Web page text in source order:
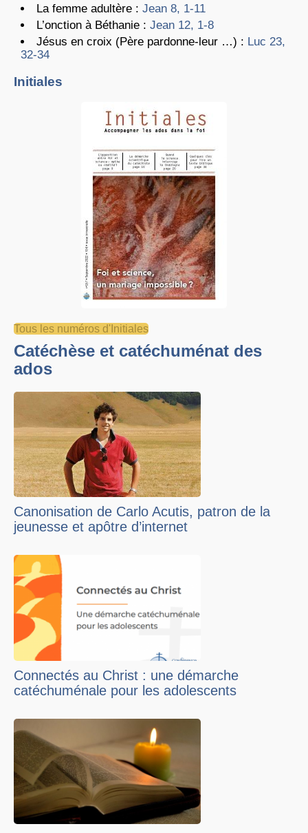
La femme adultère : Jean 8, 1-11
L’onction à Béthanie : Jean 12, 1-8
Jésus en croix (Père pardonne-leur …) : Luc 23,
32-34
Initiales
Tous les numéros d'Initiales
Catéchèse et catéchuménat des
ados
Canonisation de Carlo Acutis, patron de la
jeunesse et apôtre d’internet
Connectés au Christ : une démarche
catéchuménale pour les adolescents